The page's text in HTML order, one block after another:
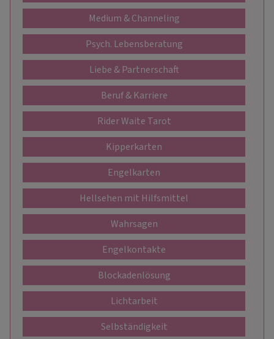
Medium & Channeling
Psych. Lebensberatung
Liebe & Partnerschaft
Beruf & Karriere
Rider Waite Tarot
Kipperkarten
Engelkarten
Hellsehen mit Hilfsmittel
Wahrsagen
Engelkontakte
Blockadenlösung
Lichtarbeit
Selbständigkeit